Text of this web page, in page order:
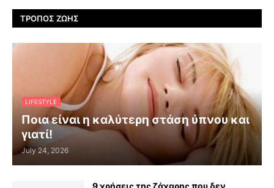
ΤΡΌΠΟΣ ΖΩΉΣ
LIFESTYLE
Ποια είναι η καλύτερη στάση ύπνου και
γιατί!
July 24, 2026